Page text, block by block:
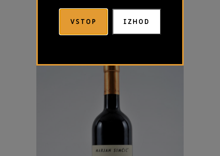
VSTOP IZHOD
€29,00